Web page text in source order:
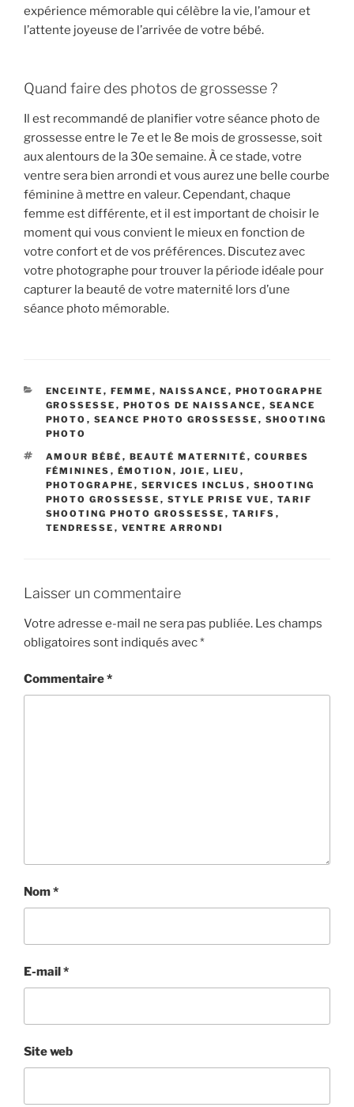
expérience mémorable qui célèbre la vie, l’amour et
l’attente joyeuse de l’arrivée de votre bébé.
Quand faire des photos de grossesse ?
Il est recommandé de planifier votre séance photo de
grossesse entre le 7e et le 8e mois de grossesse, soit
aux alentours de la 30e semaine. À ce stade, votre
ventre sera bien arrondi et vous aurez une belle courbe
féminine à mettre en valeur. Cependant, chaque
femme est différente, et il est important de choisir le
moment qui vous convient le mieux en fonction de
votre confort et de vos préférences. Discutez avec
votre photographe pour trouver la période idéale pour
capturer la beauté de votre maternité lors d’une
séance photo mémorable.
CATÉGORIES
ENCEINTE , FEMME , NAISSANCE , PHOTOGRAPHE
GROSSESSE , PHOTOS DE NAISSANCE , SEANCE
PHOTO , SEANCE PHOTO GROSSESSE , SHOOTING
PHOTO
ÉTIQUETTES
AMOUR BÉBÉ , BEAUTÉ MATERNITÉ , COURBES
FÉMININES , ÉMOTION , JOIE , LIEU ,
PHOTOGRAPHE , SERVICES INCLUS , SHOOTING
PHOTO GROSSESSE , STYLE PRISE VUE , TARIF
SHOOTING PHOTO GROSSESSE , TARIFS ,
TENDRESSE , VENTRE ARRONDI
Laisser un commentaire
Votre adresse e-mail ne sera pas publiée. Les champs
obligatoires sont indiqués avec*
Commentaire*
Nom*
E-mail*
Site web